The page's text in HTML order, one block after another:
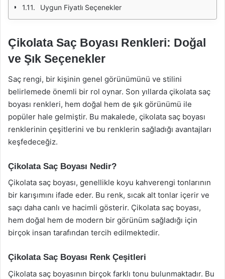
Uygun Fiyatlı Seçenekler
Çikolata Saç Boyası Renkleri: Doğal
ve Şık Seçenekler
Saç rengi, bir kişinin genel görünümünü ve stilini
belirlemede önemli bir rol oynar. Son yıllarda çikolata saç
boyası renkleri, hem doğal hem de şık görünümü ile
popüler hale gelmiştir. Bu makalede, çikolata saç boyası
renklerinin çeşitlerini ve bu renklerin sağladığı avantajları
keşfedeceğiz.
Çikolata Saç Boyası Nedir?
Çikolata saç boyası, genellikle koyu kahverengi tonlarının
bir karışımını ifade eder. Bu renk, sıcak alt tonlar içerir ve
saçı daha canlı ve hacimli gösterir. Çikolata saç boyası,
hem doğal hem de modern bir görünüm sağladığı için
birçok insan tarafından tercih edilmektedir.
Çikolata Saç Boyası Renk Çeşitleri
Çikolata saç boyasının birçok farklı tonu bulunmaktadır. Bu